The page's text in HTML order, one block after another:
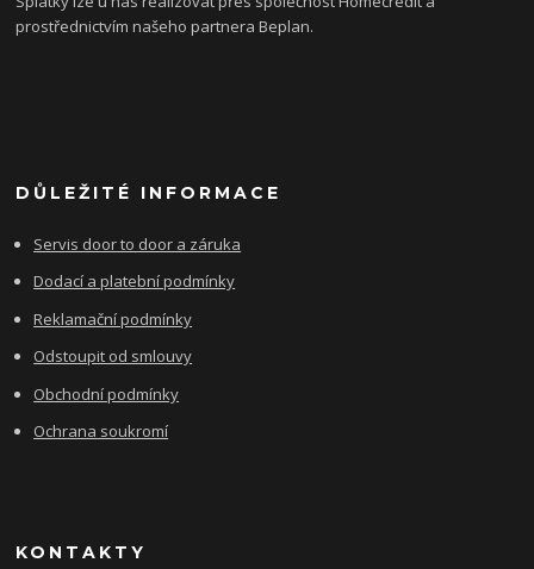
prostřednictvím našeho partnera Beplan.
DŮLEŽITÉ INFORMACE
Servis door to door a záruka
Dodací a platební podmínky
Reklamační podmínky
Odstoupit od smlouvy
Obchodní podmínky
Ochrana soukromí
KONTAKTY